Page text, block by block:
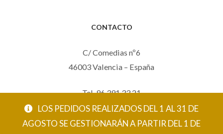
LOS PEDIDOS REALIZADOS DEL 1 AL 31 DE
AGOSTO SE GESTIONARÁN A PARTIR DEL 1 DE
CONTACTO
C/ Comedias nº6
46003 Valencia – España
Tel. 96 391 33 21
Mov. 620 123 461
carola@eltallerdecarola.com